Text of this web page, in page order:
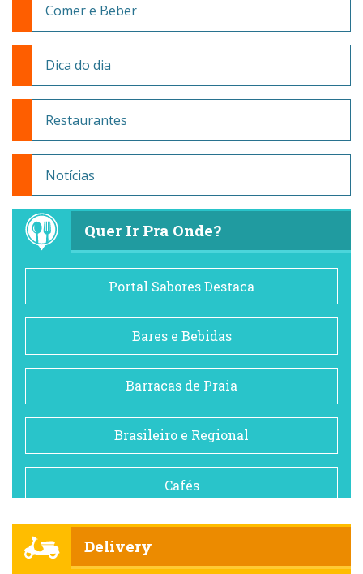
Comer e Beber
Dica do dia
Restaurantes
Notícias
Quer Ir Pra Onde?
Portal Sabores Destaca
Bares e Bebidas
Barracas de Praia
Brasileiro e Regional
Cafés
Delivery